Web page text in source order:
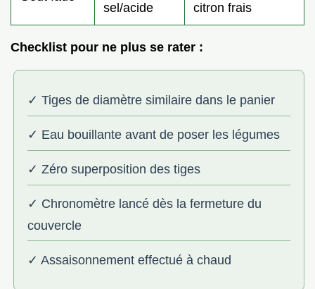
sel/acide
citron frais
Checklist pour ne plus se rater :
✓ Tiges de diamètre similaire dans le panier
✓ Eau bouillante avant de poser les légumes
✓ Zéro superposition des tiges
✓ Chronomètre lancé dès la fermeture du
couvercle
✓ Assaisonnement effectué à chaud